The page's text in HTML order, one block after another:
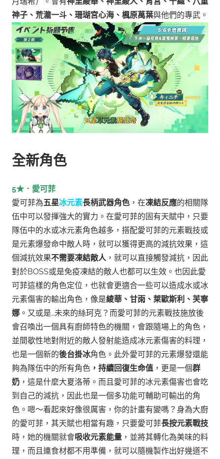
神子、荒瀧一斗、珊瑚宮心海、楓原萬葉與他們的專武。
全新角色
5★．愛可菲
愛可菲為五星冰元素長柄武器角色 ，在凍結反應的相關隊
伍中可以發揮強大的實力。在愛可菲的固有天賦中，只要
隊伍中的水或冰元素角色越多，搭配愛可菲的元素戰技或
是元素爆發命中敵人時，就可以獲得更高的減抗效果，這
個減抗效果不需要凍結敵人 ，就可以直接觸發減抗，因此
對於BOSS或是免疫凍結的敵人也都可以生效。 也因此愛
可菲這樣的角色定位，也就會更適合一些可以造成水或冰
元素傷害的輸出角色，像是綾華、甘雨、萊歐斯利、芙寧
娜 。又或是…未來的絲珂克？而愛可菲的元素戰技施放後
會召喚出一個具有廚師特色的機關，會跟隨場上的角色，
並間歇性地對附近的敵人發射能造成冰元素傷害的料理，
也是一個新的後台掛冰角色。 此外愛可菲的元素爆發還能
夠為隊伍中的所有角色 ，持續回復生命值 ，更是一個群
奶 ，這是什麼大夏洛蒂。而且愛可菲的冰元素傷害也會吃
到自己的減抗，因此也是一個多功能可輔助可輸出的角
色。 嗯～看起來好像很厲害，你的計畫有變嗎？ 身為大廚
的愛可菲，其天賦也相當有趣，只要愛可菲長按元素戰技
時，她的機關就會吸收元素能量 ，並將其轉化為美味的料
理，而且連食材都不用準備，就可以隨機製作出好幾道不